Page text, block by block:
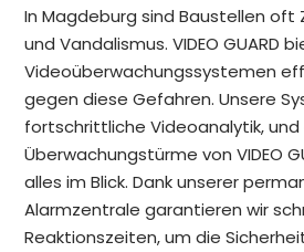
In Magdeburg sind Baustellen oft
und Vandalismus. VIDEO GUARD
Videoüberwachungssystemen
gegen diese Gefahren. Unsere
fortschrittliche Videoanalytik, und
Überwachungstürme von VIDEO
alles im Blick. Dank unserer
Alarmzentrale garantieren wir
Reaktionszeiten, um die